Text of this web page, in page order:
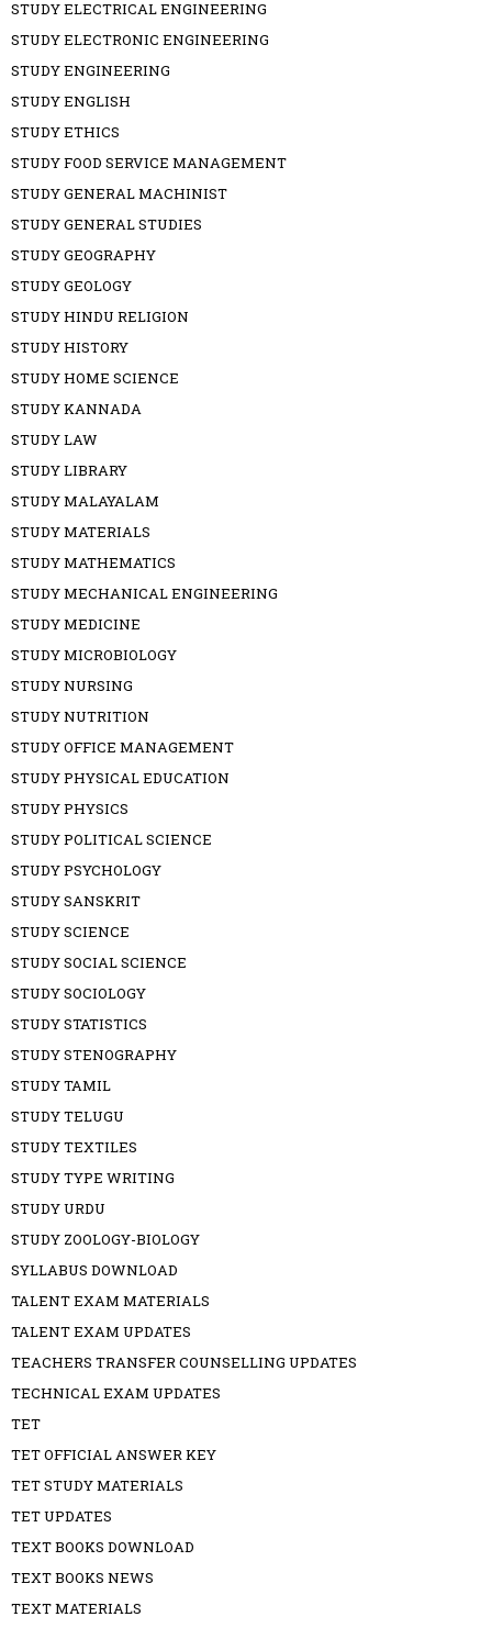
STUDY ELECTRICAL ENGINEERING
STUDY ELECTRONIC ENGINEERING
STUDY ENGINEERING
STUDY ENGLISH
STUDY ETHICS
STUDY FOOD SERVICE MANAGEMENT
STUDY GENERAL MACHINIST
STUDY GENERAL STUDIES
STUDY GEOGRAPHY
STUDY GEOLOGY
STUDY HINDU RELIGION
STUDY HISTORY
STUDY HOME SCIENCE
STUDY KANNADA
STUDY LAW
STUDY LIBRARY
STUDY MALAYALAM
STUDY MATERIALS
STUDY MATHEMATICS
STUDY MECHANICAL ENGINEERING
STUDY MEDICINE
STUDY MICROBIOLOGY
STUDY NURSING
STUDY NUTRITION
STUDY OFFICE MANAGEMENT
STUDY PHYSICAL EDUCATION
STUDY PHYSICS
STUDY POLITICAL SCIENCE
STUDY PSYCHOLOGY
STUDY SANSKRIT
STUDY SCIENCE
STUDY SOCIAL SCIENCE
STUDY SOCIOLOGY
STUDY STATISTICS
STUDY STENOGRAPHY
STUDY TAMIL
STUDY TELUGU
STUDY TEXTILES
STUDY TYPE WRITING
STUDY URDU
STUDY ZOOLOGY-BIOLOGY
SYLLABUS DOWNLOAD
TALENT EXAM MATERIALS
TALENT EXAM UPDATES
TEACHERS TRANSFER COUNSELLING UPDATES
TECHNICAL EXAM UPDATES
TET
TET OFFICIAL ANSWER KEY
TET STUDY MATERIALS
TET UPDATES
TEXT BOOKS DOWNLOAD
TEXT BOOKS NEWS
TEXT MATERIALS